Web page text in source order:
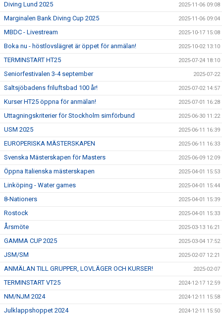
Diving Lund 2025 2025-11-06 09:08
Marginalen Bank Diving Cup 2025 2025-11-06 09:04
MBDC - Livestream 2025-10-17 15:08
Boka nu - höstlovslägret är öppet för anmälan! 2025-10-02 13:10
TERMINSTART HT25 2025-07-24 18:10
Seniorfestivalen 3-4 september 2025-07-22
Saltsjöbadens friluftsbad 100 år! 2025-07-02 14:57
Kurser HT25 öppna för anmälan! 2025-07-01 16:28
Uttagningskriterier för Stockholm simförbund 2025-06-30 11:22
USM 2025 2025-06-11 16:39
EUROPERISKA MÄSTERSKAPEN 2025-06-11 16:33
Svenska Mästerskapen för Masters 2025-06-09 12:09
Öppna Italienska mästerskapen 2025-04-01 15:53
Linköping - Water games 2025-04-01 15:44
8-Nationers 2025-04-01 15:39
Rostock 2025-04-01 15:33
Årsmöte 2025-03-13 16:21
GAMMA CUP 2025 2025-03-04 17:52
JSM/SM 2025-02-07 12:21
ANMÄLAN TILL GRUPPER, LOVLÄGER OCH KURSER! 2025-02-07
TERMINSTART VT25 2024-12-17 12:59
NM/NJM 2024 2024-12-11 15:58
Julklappshoppet 2024 2024-12-11 15:50